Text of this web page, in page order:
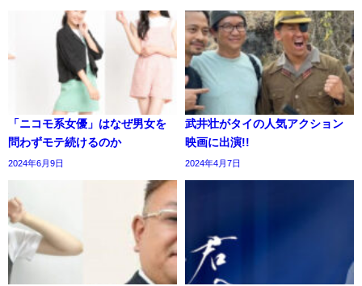
「ニコモ系女優」はなぜ男女を
問わずモテ続けるのか
2024年6月9日
武井壮がタイの人気アクション
映画に出演!!
2024年4月7日